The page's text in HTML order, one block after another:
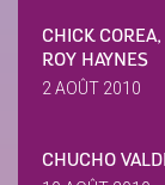
CHICK
ROY HAYNES
2 AOÛT 2010
CHUCHO